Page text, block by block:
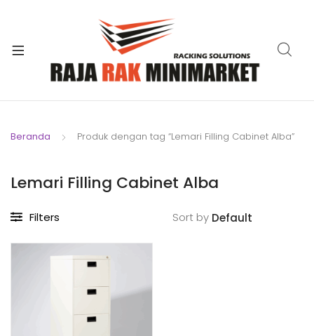
Beranda Produk dengan tag “Lemari Filling Cabinet Alba”
Lemari Filling Cabinet Alba
Filters Sort by